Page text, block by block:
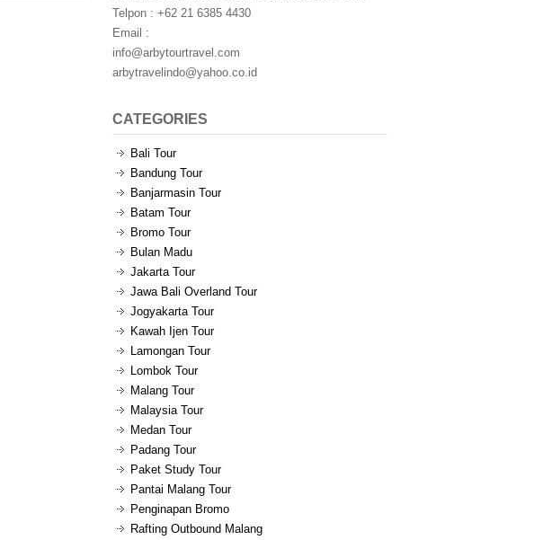
Telpon : +62 21 6385 4430
Email :
info@arbytourtravel.com
arbytravelindo@yahoo.co.id
CATEGORIES
Bali Tour
Bandung Tour
Banjarmasin Tour
Batam Tour
Bromo Tour
Bulan Madu
Jakarta Tour
Jawa Bali Overland Tour
Jogyakarta Tour
Kawah Ijen Tour
Lamongan Tour
Lombok Tour
Malang Tour
Malaysia Tour
Medan Tour
Padang Tour
Paket Study Tour
Pantai Malang Tour
Penginapan Bromo
Rafting Outbound Malang